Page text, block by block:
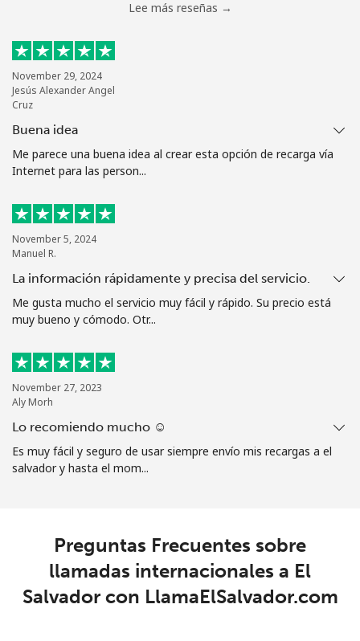
Lee más reseñas →
November 29, 2024
Jesús Alexander Angel
Cruz
Buena idea
Me parece una buena idea al crear esta opción de recarga vía
Internet para las person...
November 5, 2024
Manuel R.
La información rápidamente y precisa del servicio.
Me gusta mucho el servicio muy fácil y rápido. Su precio está
muy bueno y cómodo. Otr...
November 27, 2023
Aly Morh
Lo recomiendo mucho ☺️
Es muy fácil y seguro de usar siempre envío mis recargas a el
salvador y hasta el mom...
Preguntas Frecuentes sobre
llamadas internacionales a El
Salvador con LlamaElSalvador.com